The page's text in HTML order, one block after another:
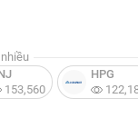
153,560
HPG